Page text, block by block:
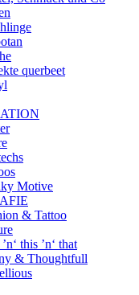
querbeet
Motive
& Tattoo
this ’n‘ that
& Thoughtfull